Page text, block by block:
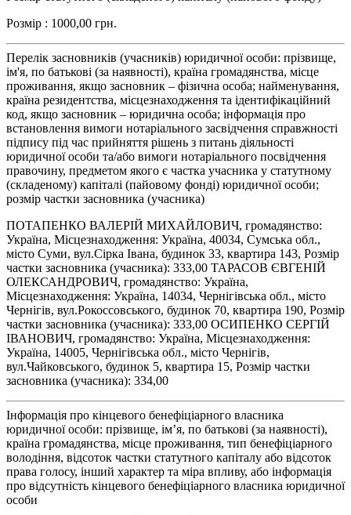
Розмір : 1000,00 грн.
Перелік засновників (учасників) юридичної особи: прізвище,
ім'я, по батькові (за наявності), країна громадянства, місце
проживання, якщо засновник – фізична особа; найменування,
країна резидентства, місцезнаходження та ідентифікаційний
код, якщо засновник – юридична особа; інформація про
встановлення вимоги нотаріального засвідчення справжності
підпису під час прийняття рішень з питань діяльності
юридичної особи та/або вимоги нотаріального посвідчення
правочину, предметом якого є частка учасника у статутному
(складеному) капіталі (пайовому фонді) юридичної особи;
розмір частки засновника (учасника)
ПОТАПЕНКО ВАЛЕРІЙ МИХАЙЛОВИЧ, громадянство:
Україна, Місцезнаходження: Україна, 40034, Сумська обл.,
місто Суми, вул.Сірка Івана, будинок 33, квартира 143, Розмір
частки засновника (учасника): 333,00 ТАРАСОВ ЄВГЕНІЙ
ОЛЕКСАНДРОВИЧ, громадянство: Україна,
Місцезнаходження: Україна, 14034, Чернігівська обл., місто
Чернігів, вул.Рокоссовського, будинок 70, квартира 190, Розмір
частки засновника (учасника): 333,00 ОСИПЕНКО СЕРГІЙ
ІВАНОВИЧ, громадянство: Україна, Місцезнаходження:
Україна, 14005, Чернігівська обл., місто Чернігів,
вул.Чайковського, будинок 5, квартира 15, Розмір частки
засновника (учасника): 334,00
Інформація про кінцевого бенефіціарного власника
юридичної особи: прізвище, ім’я, по батькові (за наявності),
країна громадянства, місце проживання, тип бенефіціарного
володіння, відсоток частки статутного капіталу або відсоток
права голосу, інший характер та міра впливу, або інформація
про відсутність кінцевого бенефіціарного власника юридичної
особи